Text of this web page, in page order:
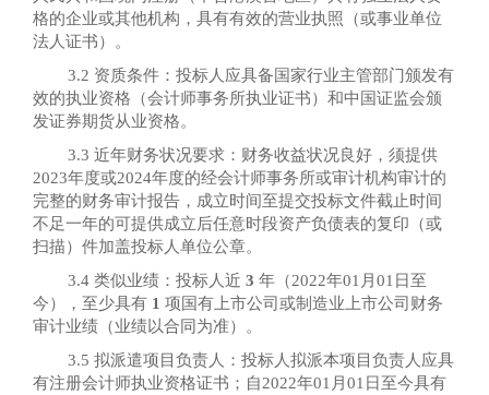
格的企业或其他机构，具有有效的营业执照（或事业单位
法人证书）。
3.2 资质条件：投标人应具备国家行业主管部门颁发有
效的执业资格（会计师事务所执业证书）和中国证监会颁
发证券期货从业资格。
3.3 近年财务状况要求：财务收益状况良好，须提供
2023年度或2024年度的经会计师事务所或审计机构审计的
完整的财务审计报告，成立时间至提交投标文件截止时间
不足一年的可提供成立后任意时段资产负债表的复印（或
扫描）件加盖投标人单位公章。
3.4 类似业绩：投标人近 3 年（2022年01月01日至
今），至少具有 1 项国有上市公司或制造业上市公司财务
审计业绩 （业绩以合同为准）。
3.5 拟派遣项目负责人：投标人拟派本项目负责人应具
有注册会计师执业资格证书；自2022年01月01日至今具有